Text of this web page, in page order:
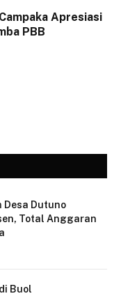
Apresiasi
PBB
Desa Dutuno
Total Anggaran
Buol